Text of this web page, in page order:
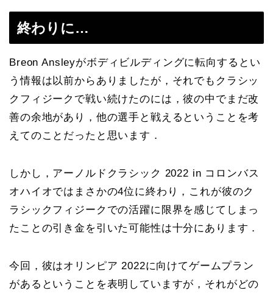
終わりに…
Breon Ansleyがボディビルディングに転向するとい
う情報は以前からありましたが，それでもクラシッ
クフィジークで戦い続けたのには，彼の中でまだ改
善の余地があり，他の選手と戦えるということを考
えてのことだったと思います．
しかし，アーノルドクラシック 2022 in コロンバス
オハイオではまさかの4位に終わり，これが彼のク
ラシックフィジークでの活躍に限界を感じてしまっ
たことの引き金を引いた可能性は十分にあります．
今回，彼はオリンピア 2022に向けてゲームプラン
があるということを表明していますが，それがどの